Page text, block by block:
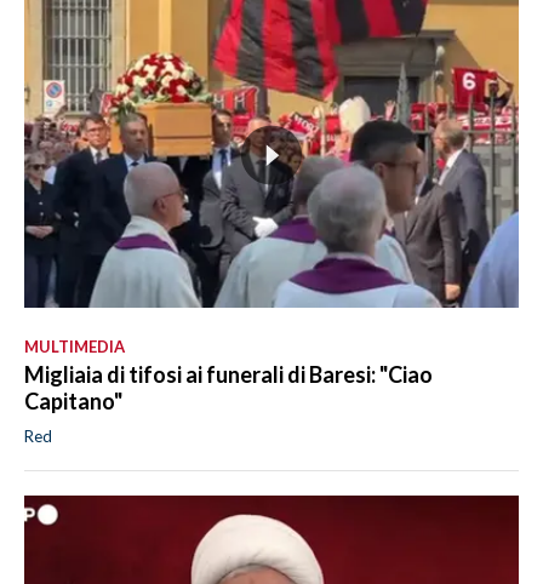
MULTIMEDIA
Migliaia di tifosi ai funerali di Baresi: "Ciao
Capitano"
Red